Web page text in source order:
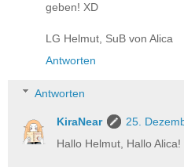
geben! XD
LG Helmut, SuB von Alica
Antworten
Antworten
KiraNear
25.
Hallo Helmut, Hallo Alica!